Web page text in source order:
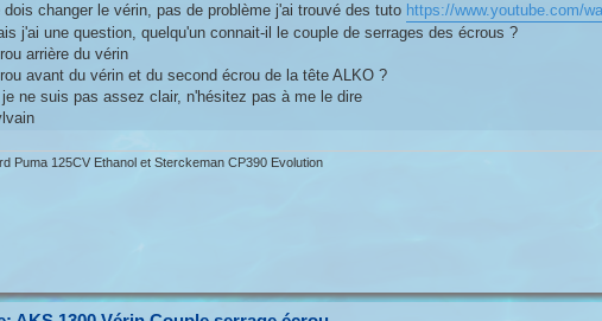
dois changer le vérin, pas de problème j'ai trouvé des tuto https://www.youtube.com/
j'ai une question, quelqu'un connait-il le couple de serrages des écrous ?
arrière du vérin
avant du vérin et du second écrou de la tête ALKO ?
ne suis pas assez clair, n'hésitez pas à me le dire
Puma 125CV Ethanol et Sterckeman CP390 Evolution